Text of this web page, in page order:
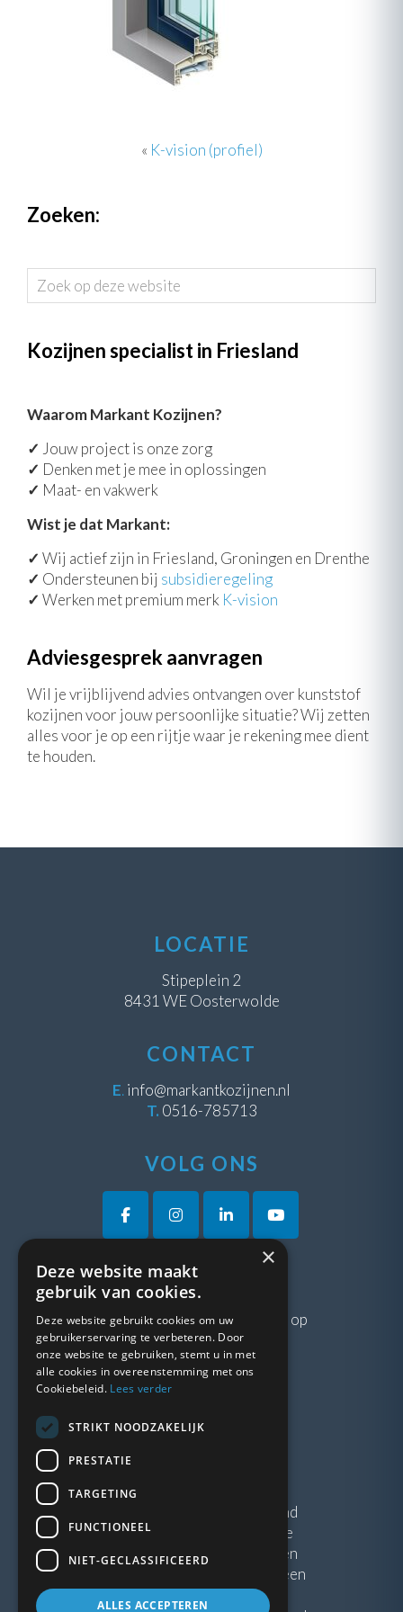
« K-vision (profiel)
Zoeken:
Zoek
op
website
Kozijnen specialist in Friesland
Waarom Markant Kozijnen?
✓ Jouw project is onze zorg
✓ Denken met je mee in oplossingen
✓ Maat- en vakwerk
Wist je dat Markant:
✓ Wij actief zijn in Friesland, Groningen en Drenthe
✓ Ondersteunen bij subsidieregeling
✓ Werken met premium merk K-vision
Adviesgesprek aanvragen
Wil je vrijblijvend advies ontvangen over kunststof
kozijnen voor jouw persoonlijke situatie? Wij zetten
alles voor je op een rijtje waar je rekening mee dient
te houden.
LOCATIE
Stipeplein 2
8431 WE Oosterwolde
CONTACT
E.info@markantkozijnen.nl
T. 0516-785713
VOLG ONS
VRAGEN?
Neem gerustcontactmet ons op
LINKS
Blogs
Algemene voorwaarden
Kunststof Kozijnen Friesland
Kunststof kozijnen Drenthe
Kunststof Kozijnen Drachten
Kunststof Kozijnen Hoogeveen
×
Deze website maakt
gebruik van cookies.
Deze website gebruikt cookies om uw
gebruikerservaring te verbeteren. Door
onze website te gebruiken, stemt u in met
alle cookies in overeenstemming met ons
Cookiebeleid. Lees verder
STRIKT NOODZAKELIJK
PRESTATIE
TARGETING
FUNCTIONEEL
NIET-GECLASSIFICEERD
ALLES ACCEPTEREN